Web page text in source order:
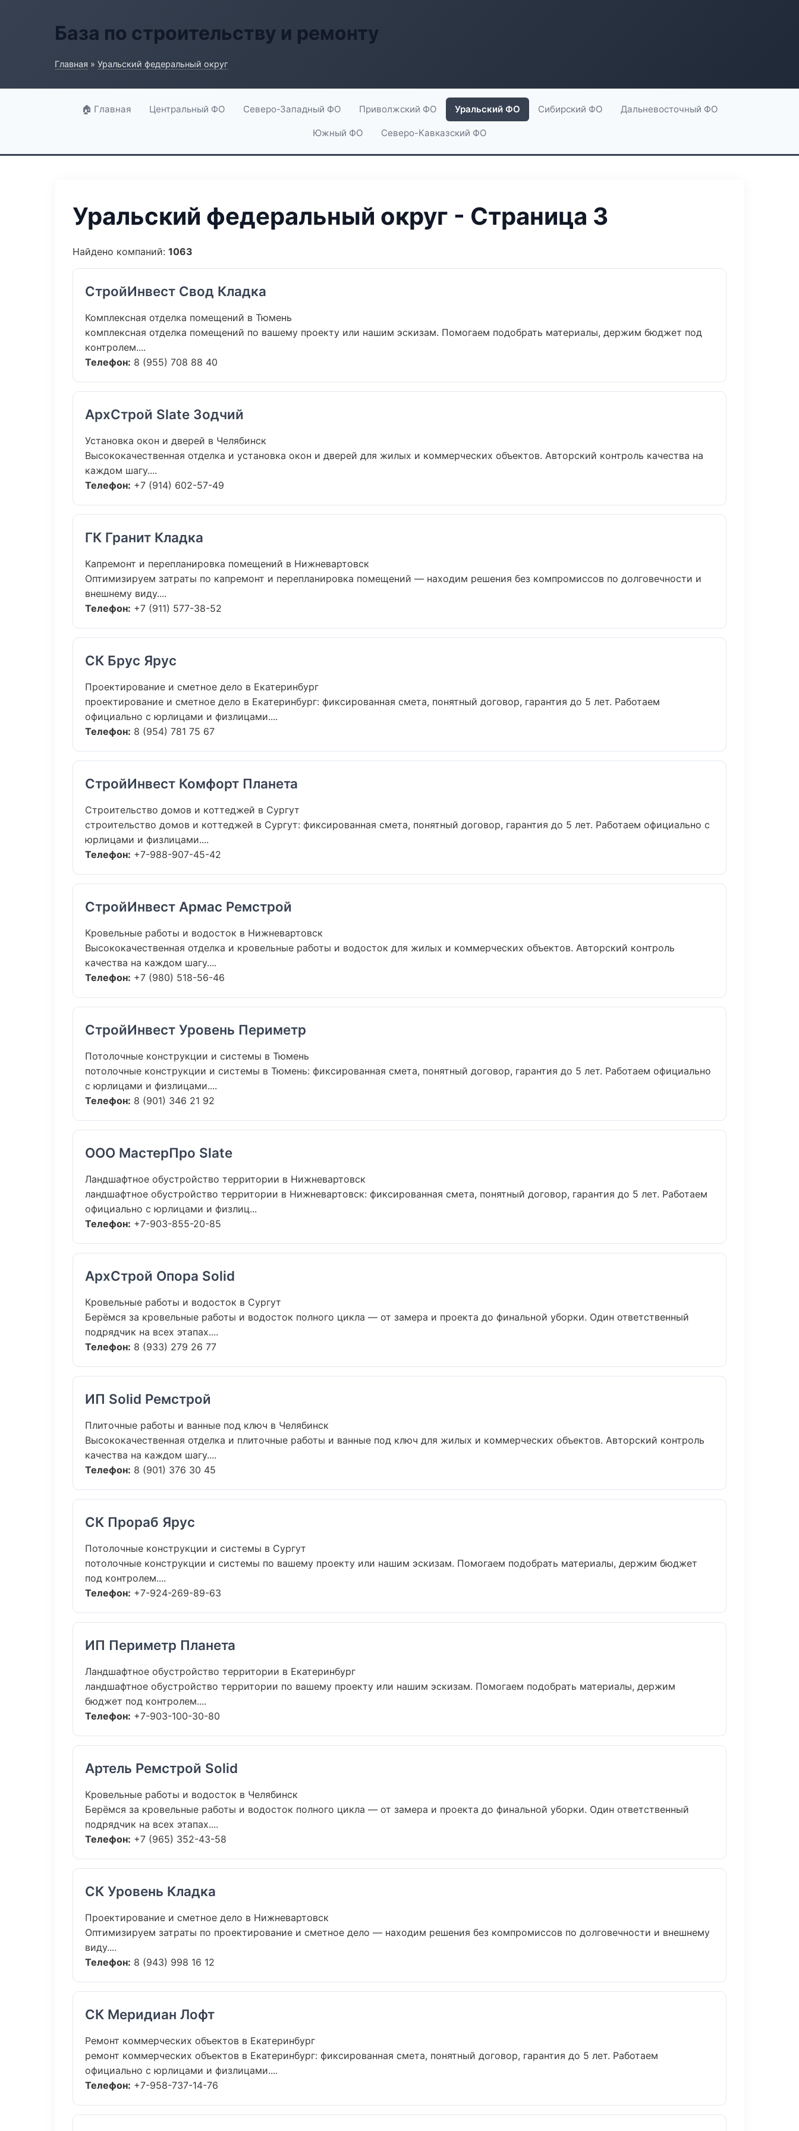
База по строительству и ремонту
Главная » Уральский федеральный округ
🏠 Главная Центральный ФО Северо-Западный ФО Приволжский ФО Уральский ФО Сибирский ФО Дальневосточный ФО
Южный ФО Северо-Кавказский ФО
Уральский федеральный округ - Страница 3
Найдено компаний: 1063
СтройИнвест Свод Кладка
Комплексная отделка помещений в Тюмень
комплексная отделка помещений по вашему проекту или нашим эскизам. Помогаем подобрать материалы, держим бюджет под
контролем....
Телефон: 8 (955) 708 88 40
АрхСтрой Slate Зодчий
Установка окон и дверей в Челябинск
Высококачественная отделка и установка окон и дверей для жилых и коммерческих объектов. Авторский контроль качества на
каждом шагу....
Телефон: +7 (914) 602-57-49
ГК Гранит Кладка
Капремонт и перепланировка помещений в Нижневартовск
Оптимизируем затраты по капремонт и перепланировка помещений — находим решения без компромиссов по долговечности и
внешнему виду....
Телефон: +7 (911) 577-38-52
СК Брус Ярус
Проектирование и сметное дело в Екатеринбург
проектирование и сметное дело в Екатеринбург: фиксированная смета, понятный договор, гарантия до 5 лет. Работаем
официально с юрлицами и физлицами....
Телефон: 8 (954) 781 75 67
СтройИнвест Комфорт Планета
Строительство домов и коттеджей в Сургут
строительство домов и коттеджей в Сургут: фиксированная смета, понятный договор, гарантия до 5 лет. Работаем официально с
юрлицами и физлицами....
Телефон: +7-988-907-45-42
СтройИнвест Армас Ремстрой
Кровельные работы и водосток в Нижневартовск
Высококачественная отделка и кровельные работы и водосток для жилых и коммерческих объектов. Авторский контроль
качества на каждом шагу....
Телефон: +7 (980) 518-56-46
СтройИнвест Уровень Периметр
Потолочные конструкции и системы в Тюмень
потолочные конструкции и системы в Тюмень: фиксированная смета, понятный договор, гарантия до 5 лет. Работаем официально
с юрлицами и физлицами....
Телефон: 8 (901) 346 21 92
ООО МастерПро Slate
Ландшафтное обустройство территории в Нижневартовск
ландшафтное обустройство территории в Нижневартовск: фиксированная смета, понятный договор, гарантия до 5 лет. Работаем
официально с юрлицами и физлиц...
Телефон: +7-903-855-20-85
АрхСтрой Опора Solid
Кровельные работы и водосток в Сургут
Берёмся за кровельные работы и водосток полного цикла — от замера и проекта до финальной уборки. Один ответственный
подрядчик на всех этапах....
Телефон: 8 (933) 279 26 77
ИП Solid Ремстрой
Плиточные работы и ванные под ключ в Челябинск
Высококачественная отделка и плиточные работы и ванные под ключ для жилых и коммерческих объектов. Авторский контроль
качества на каждом шагу....
Телефон: 8 (901) 376 30 45
СК Прораб Ярус
Потолочные конструкции и системы в Сургут
потолочные конструкции и системы по вашему проекту или нашим эскизам. Помогаем подобрать материалы, держим бюджет
под контролем....
Телефон: +7-924-269-89-63
ИП Периметр Планета
Ландшафтное обустройство территории в Екатеринбург
ландшафтное обустройство территории по вашему проекту или нашим эскизам. Помогаем подобрать материалы, держим
бюджет под контролем....
Телефон: +7-903-100-30-80
Артель Ремстрой Solid
Кровельные работы и водосток в Челябинск
Берёмся за кровельные работы и водосток полного цикла — от замера и проекта до финальной уборки. Один ответственный
подрядчик на всех этапах....
Телефон: +7 (965) 352-43-58
СК Уровень Кладка
Проектирование и сметное дело в Нижневартовск
Оптимизируем затраты по проектирование и сметное дело — находим решения без компромиссов по долговечности и внешнему
виду....
Телефон: 8 (943) 998 16 12
СК Меридиан Лофт
Ремонт коммерческих объектов в Екатеринбург
ремонт коммерческих объектов в Екатеринбург: фиксированная смета, понятный договор, гарантия до 5 лет. Работаем
официально с юрлицами и физлицами....
Телефон: +7-958-737-14-76